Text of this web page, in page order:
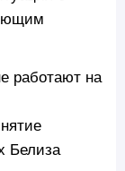
работают на
Белиза